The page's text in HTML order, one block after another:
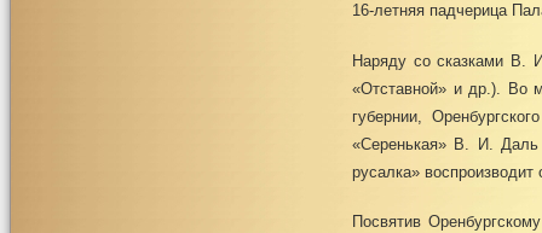
16-летняя падчерица
Наряду со сказками В.
«Отставной» и др.). Во
губернии,
«Серенькая» В. И. Даль
русалка» воспроизводит
Посвятив